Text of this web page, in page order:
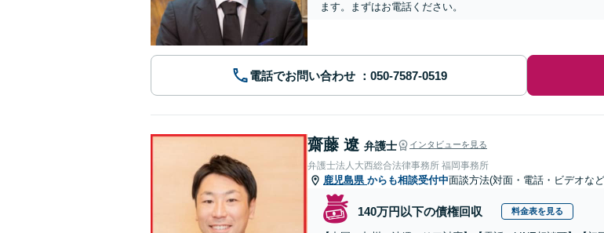
ます。まずはお電話ください。
電話でお問い合わせ
齋藤 遼 弁護士 インタビューを見る
弁護士法人大西総合法律事務所 福岡事務所
鹿児島県 からも相談受付中面談方法(対面・電話・ビデオな
140万円以下の債権回収 料金表を見る